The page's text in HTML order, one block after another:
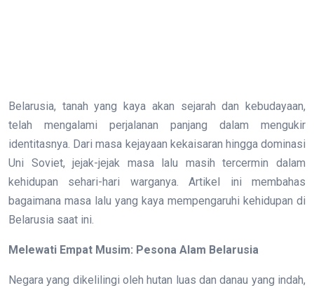
Belarusia, tanah yang kaya akan sejarah dan kebudayaan,
telah mengalami perjalanan panjang dalam mengukir
identitasnya. Dari masa kejayaan kekaisaran hingga dominasi
Uni Soviet, jejak-jejak masa lalu masih tercermin dalam
kehidupan sehari-hari warganya. Artikel ini membahas
bagaimana masa lalu yang kaya mempengaruhi kehidupan di
Belarusia saat ini.
Melewati Empat Musim: Pesona Alam Belarusia
Negara yang dikelilingi oleh hutan luas dan danau yang indah,